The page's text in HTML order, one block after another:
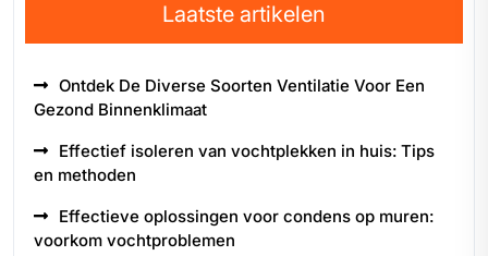
Laatste artikelen
Ontdek De Diverse Soorten Ventilatie Voor Een
Gezond Binnenklimaat
Effectief isoleren van vochtplekken in huis: Tips
en methoden
Effectieve oplossingen voor condens op muren:
voorkom vochtproblemen